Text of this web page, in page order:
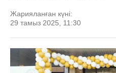
Жарияланған күні:
29 тамыз 2025, 11:30